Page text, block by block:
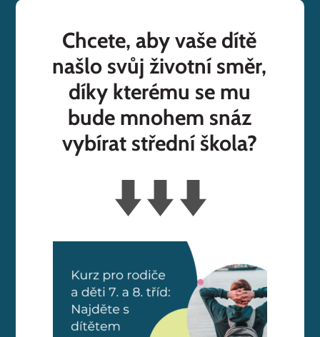
Chcete, aby vaše dítě
našlo svůj životní směr,
díky kterému se mu
bude mnohem snáz
vybírat střední škola?